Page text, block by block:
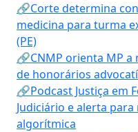
🔗Corte determina
medicina para turma
(PE)
🔗CNMP orienta MP
de honorários
🔗Podcast Justiça em
Judiciário e alerta
algorítmica